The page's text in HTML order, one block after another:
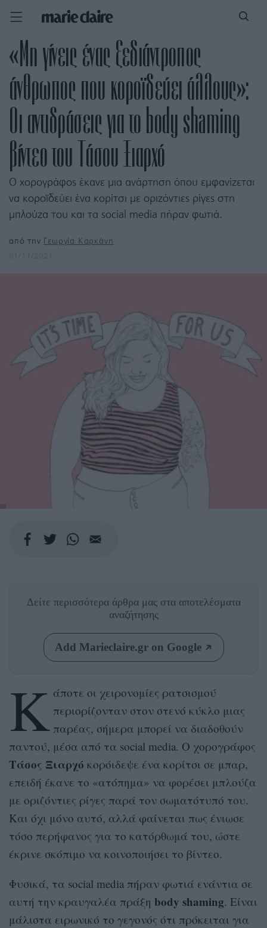
«Μη γίνεις ένας ξεδιάντροπος
άνθρωπος που κοροϊδεύει άλλους»:
Οι αντιδράσεις για το body shaming
βίντεο του Τάσου Ξιαρχό
Ο χορογράφος έκανε μια ανάρτηση όπου εμφανίζεται
να κοροϊδεύει ένα κορίτσι με οριζόντιες ρίγες στη
μπλούζα του και τα social media πήραν φωτιά.
από την Γεωργία Καρκάνη
Δείτε περισσότερα άρθρα μας στα αποτελέσματα
αναζήτησης
Add Marieclaire.gr on Google
Κ άποτε οι χειρονομίες ρατσισμού
περιορίζονταν στον στενό κύκλο μιας
παρέας, σήμερα μπορεί να διαδοθούν
παντού, μέσα από τα social media. Ο χορογράφος
Τάσος Ξιαρχό κορόιδεψε ένα κορίτσι σε μπαρ,
επειδή έκανε το «ατόπημα» να φορέσει μπλούζα
με οριζόντιες ρίγες παρά τον σωματότυπό του.
Και όχι μόνο αυτό, αλλά φαίνεται πως ένιωσε
τόσο περήφανος για το κατόρθωμά του, ώστε
έκρινε σκόπιμο να κοινοποιήσει το βίντεο.
Φυσικά, τα social media πήραν φωτιά ενάντια σε
αυτή την κραυγαλέα πράξη body shaming. Είναι
μάλιστα ειρωνικό το γεγονός ότι πρόκειται για